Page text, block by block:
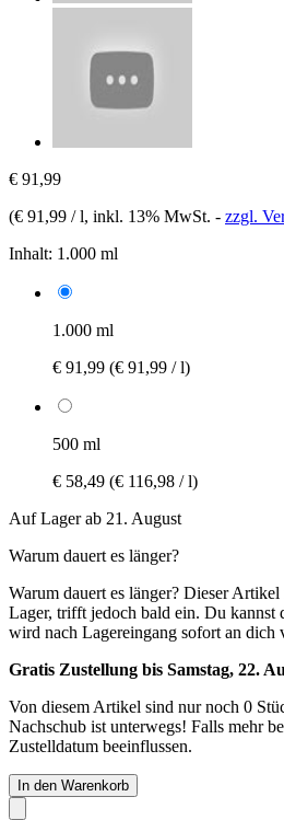
€ 91,99
(€ 91,99 / l, inkl. 13% MwSt. - zzgl.
Inhalt: 1.000 ml
1.000 ml
€ 91,99 (€ 91,99 / l)
500 ml
€ 58,49 (€ 116,98 / l)
Auf Lager ab 21. August
Warum dauert es länger?
Warum dauert es länger? Dieser Artikel
Lager, trifft jedoch bald ein. Du kannst
wird nach Lagereingang sofort an dich
Gratis Zustellung bis Samstag, 22.
Von diesem Artikel sind nur noch 0
Nachschub ist unterwegs! Falls mehr
Zustelldatum beeinflussen.
In den Warenkorb